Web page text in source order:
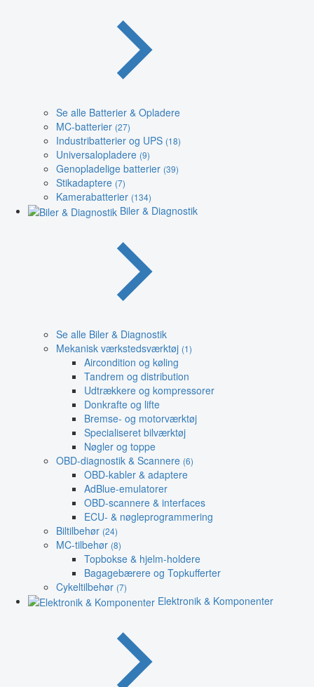
Se alle Batterier & Opladere
MC-batterier (27)
Industribatterier og UPS (18)
Universalopladere (9)
Genopladelige batterier (39)
Stikadaptere (7)
Kamerabatterier (134)
Biler & Diagnostik
Se alle Biler & Diagnostik
Mekanisk værkstedsværktøj (1)
Aircondition og køling
Tandrem og distribution
Udtrækkere og kompressorer
Donkrafte og lifte
Bremse- og motorværktøj
Specialiseret bilværktøj
Nøgler og toppe
OBD-diagnostik & Scannere (6)
OBD-kabler & adaptere
AdBlue-emulatorer
OBD-scannere & interfaces
ECU- & nøgleprogrammering
Biltilbehør (24)
MC-tilbehør (8)
Topbokse & hjelm-holdere
Bagagebærere og Topkufferter
Cykeltilbehør (7)
Elektronik & Komponenter